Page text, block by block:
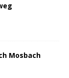
Mosbach